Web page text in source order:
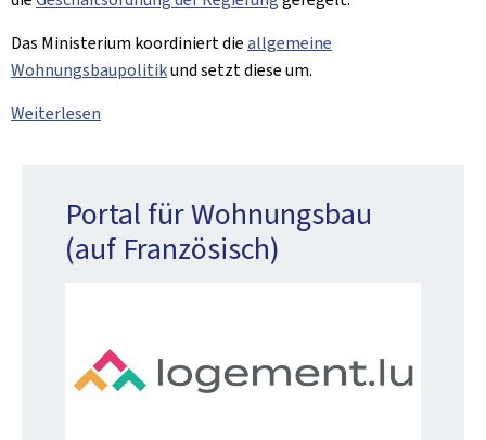
Das Ministerium koordiniert dieallgemeine
Wohnungsbaupolitikund setzt diese um.
Weiterlesen
Portal für Wohnungsbau
(auf Französisch)